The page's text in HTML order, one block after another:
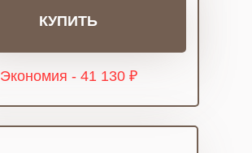
КУПИТЬ
Экономия - 41 130 ₽